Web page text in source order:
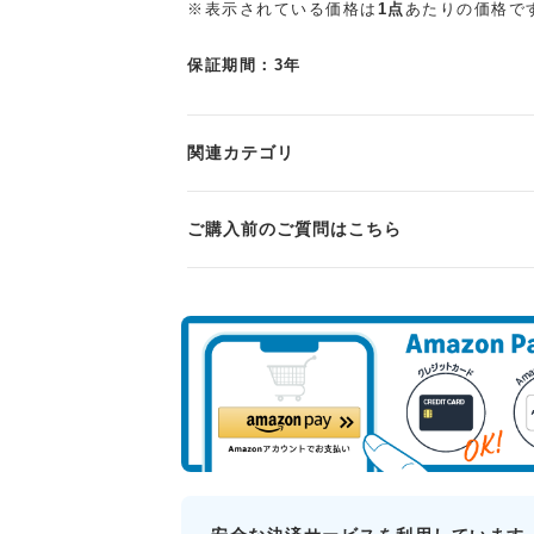
※表示されている価格は 1点あたりの価格で
保証期間：3年
関連カテゴリ
ご購入前のご質問はこちら